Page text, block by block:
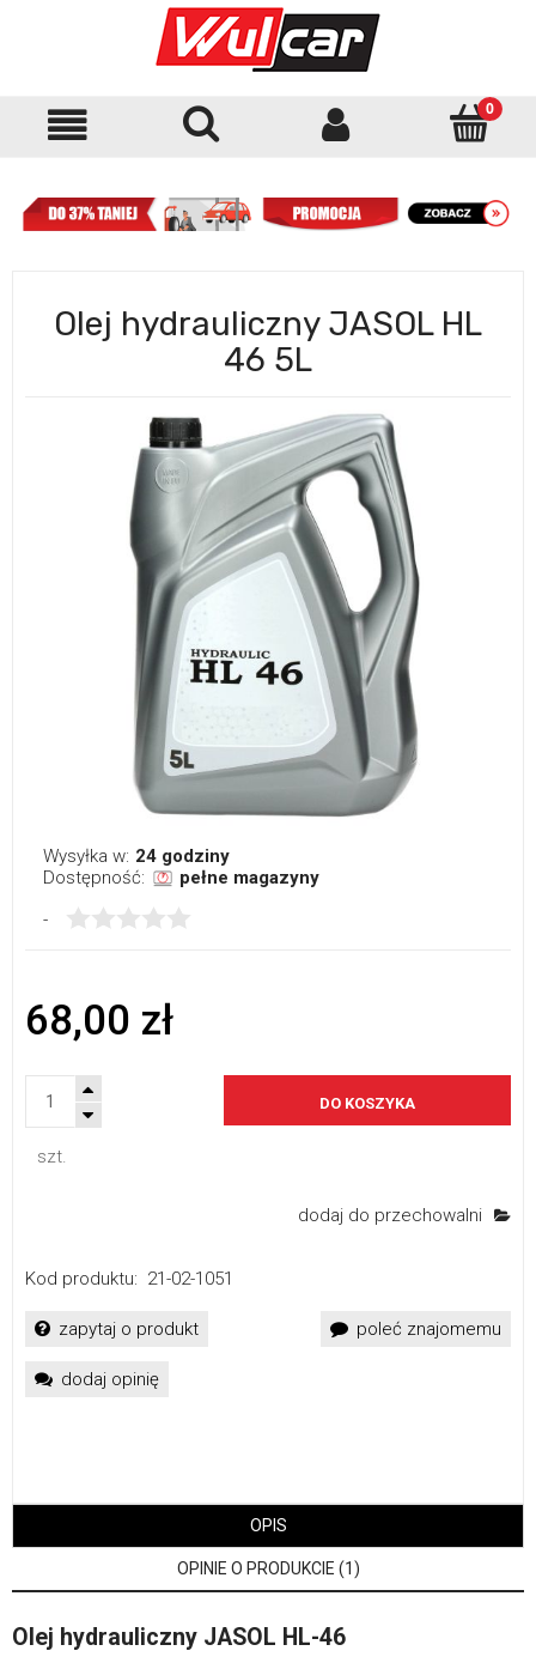
Olej hydrauliczny JASOL HL
46 5L
Wysyłka w: 24 godziny
Dostępność:
pełne magazyny
-
68,00 zł
szt.
DO KOSZYKA
dodaj do przechowalni
Kod produktu: 21-02-1051
zapytaj o produkt poleć znajomemu
dodaj opinię
OPIS
OPINIE O PRODUKCIE (1)
Olej hydrauliczny JASOL HL-46